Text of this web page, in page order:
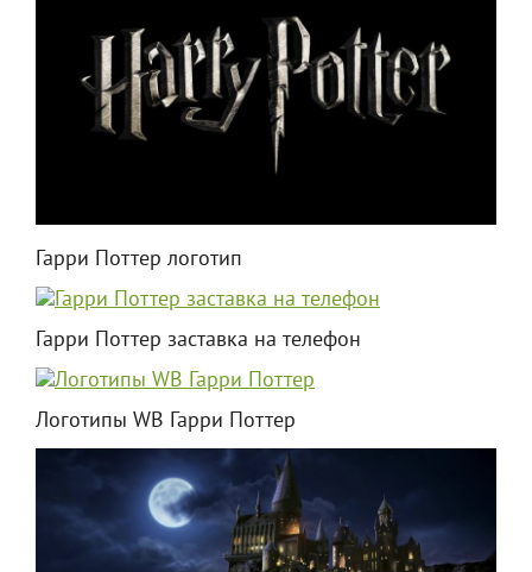
Гарри Поттер логотип
Гарри Поттер заставка на телефон
Логотипы WB Гарри Поттер